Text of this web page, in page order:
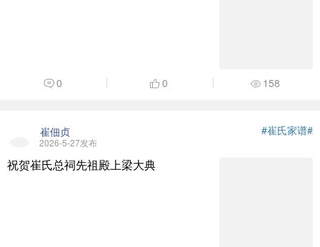
0 0 158
崔佃贞
2026-5-27发布
#崔氏家谱#
祝贺崔氏总祠先祖殿上梁大典